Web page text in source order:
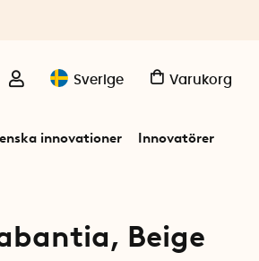
Sverige Varukorg
innovationer Innovatörer
Beige